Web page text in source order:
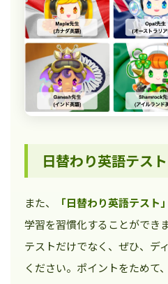
日替わり英語テスト
また、 「日替わり英語テスト」
学習を習慣化することができ
テストだけでなく、ぜひ、デ
ください。ポイントをためて